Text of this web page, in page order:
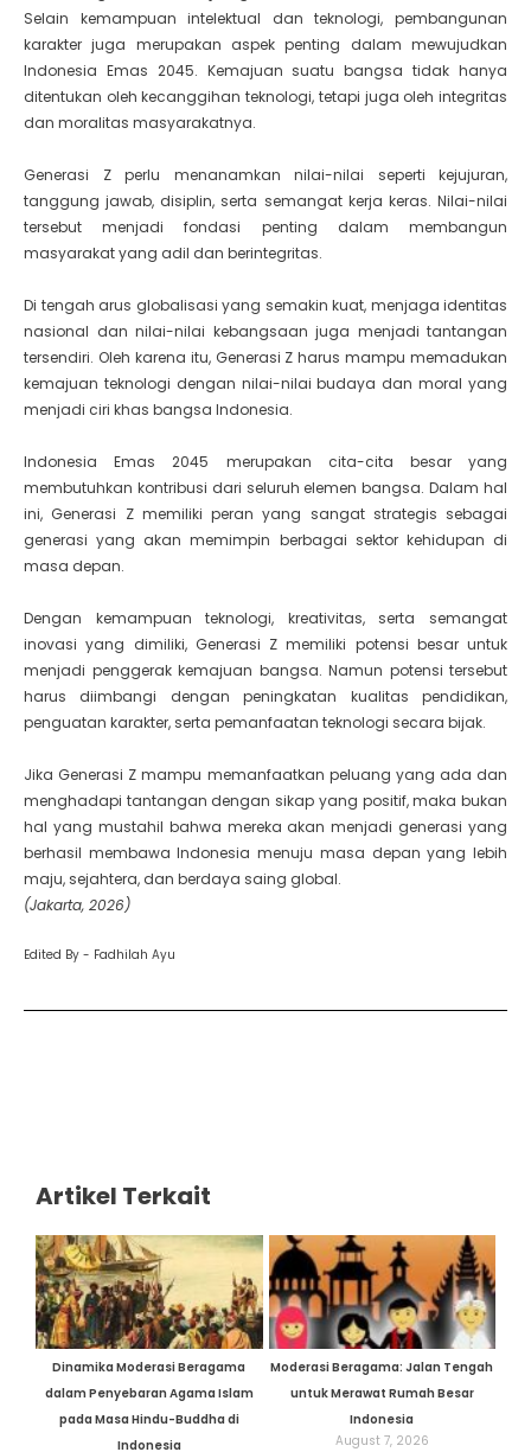
Selain kemampuan intelektual dan teknologi, pembangunan
karakter juga merupakan aspek penting dalam mewujudkan
Indonesia Emas 2045. Kemajuan suatu bangsa tidak hanya
ditentukan oleh kecanggihan teknologi, tetapi juga oleh integritas
dan moralitas masyarakatnya.
Generasi Z perlu menanamkan nilai-nilai seperti kejujuran,
tanggung jawab, disiplin, serta semangat kerja keras. Nilai-nilai
tersebut menjadi fondasi penting dalam membangun
masyarakat yang adil dan berintegritas.
Di tengah arus globalisasi yang semakin kuat, menjaga identitas
nasional dan nilai-nilai kebangsaan juga menjadi tantangan
tersendiri. Oleh karena itu, Generasi Z harus mampu memadukan
kemajuan teknologi dengan nilai-nilai budaya dan moral yang
menjadi ciri khas bangsa Indonesia.
Indonesia Emas 2045 merupakan cita-cita besar yang
membutuhkan kontribusi dari seluruh elemen bangsa. Dalam hal
ini, Generasi Z memiliki peran yang sangat strategis sebagai
generasi yang akan memimpin berbagai sektor kehidupan di
masa depan.
Dengan kemampuan teknologi, kreativitas, serta semangat
inovasi yang dimiliki, Generasi Z memiliki potensi besar untuk
menjadi penggerak kemajuan bangsa. Namun potensi tersebut
harus diimbangi dengan peningkatan kualitas pendidikan,
penguatan karakter, serta pemanfaatan teknologi secara bijak.
Jika Generasi Z mampu memanfaatkan peluang yang ada dan
menghadapi tantangan dengan sikap yang positif, maka bukan
hal yang mustahil bahwa mereka akan menjadi generasi yang
berhasil membawa Indonesia menuju masa depan yang lebih
maju, sejahtera, dan berdaya saing global.
(Jakarta, 2026)
Edited By - Fadhilah Ayu
Artikel Terkait
Dinamika Moderasi Beragama
dalam Penyebaran Agama Islam
pada Masa Hindu-Buddha di
Indonesia
Moderasi Beragama: Jalan Tengah
untuk Merawat Rumah Besar
Indonesia
August 7, 2026